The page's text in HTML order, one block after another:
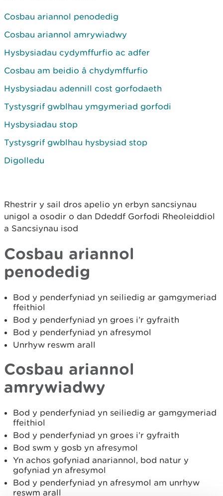
Cosbau ariannol penodedig
Cosbau ariannol amrywiadwy
Hysbysiadau cydymffurfio ac adfer
Cosbau am beidio â chydymffurfio
Hysbysiadau adennill cost gorfodaeth
Tystysgrif gwblhau ymgymeriad gorfodi
Hysbysiadau stop
Tystysgrif gwblhau hysbysiad stop
Digolledu
Rhestrir y sail dros apelio yn erbyn sancsiynau
unigol a osodir o dan Ddeddf Gorfodi Rheoleiddiol
a Sancsiynau isod
Cosbau ariannol
penodedig
Bod y penderfyniad yn seiliedig ar gamgymeriad
ffeithiol
Bod y penderfyniad yn groes i’r gyfraith
Bod y penderfyniad yn afresymol
Unrhyw reswm arall
Cosbau ariannol
amrywiadwy
Bod y penderfyniad yn seiliedig ar gamgymeriad
ffeithiol
Bod y penderfyniad yn groes i’r gyfraith
Bod swm y gosb yn afresymol
Yn achos gofyniad anariannol, bod natur y
gofyniad yn afresymol
Bod y penderfyniad yn afresymol am unrhyw
reswm arall